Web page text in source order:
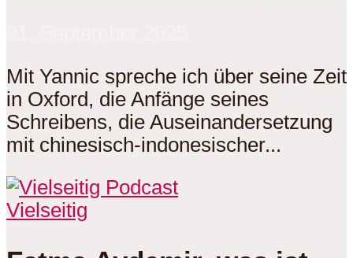
Mit Yannic spreche ich über seine Zeit
in Oxford, die Anfänge seines
Schreibens, die Auseinandersetzung
mit chinesisch-indonesischer...
Vielseitig